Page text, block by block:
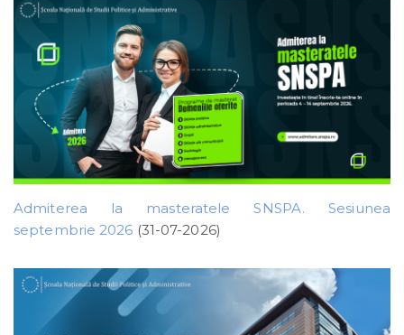
Admiterea la masteratele SNSPA. Sesiunea
septembrie 2026 (31-07-2026)